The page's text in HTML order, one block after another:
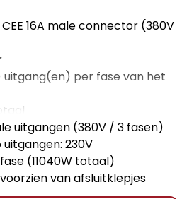
16A male connector (380V
uitgang(en) per fase van het
uitgangen (380V / 3 fasen)
230V
(11040W totaal)
van afsluitklepjes